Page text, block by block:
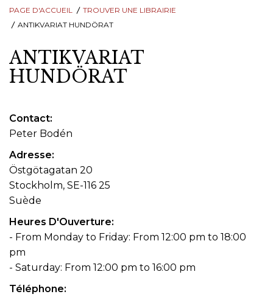
PAGE D'ACCUEIL
TROUVER UNE LIBRAIRIE
ANTIKVARIAT HUNDÖRAT
ANTIKVARIAT
HUNDÖRAT
Contact
Peter Bodén
Adresse
Östgötagatan 20
Stockholm, SE-116 25
Suède
Heures D'Ouverture
- From Monday to Friday: From 12:00 pm to 18:00
pm
- Saturday: From 12:00 pm to 16:00 pm
Téléphone